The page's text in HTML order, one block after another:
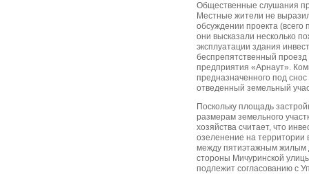
Общественные слушания
Местные жители не
обсуждении проекта (всего
они высказали несколько
эксплуатации здания
беспрепятственный
предприятия «Арнаут».
предназначенного под
отведенный земельный
Поскольку площадь
размерам земельного
хозяйства считает, что
озеленение на территории
между пятиэтажным жилым
стороны Мичуринской
подлежит согласованию с